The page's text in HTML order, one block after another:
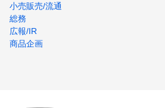
小売販売/流通
総務
広報/IR
商品企画